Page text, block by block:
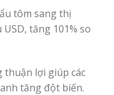
tôm sang thị
tăng 101% so
thuận lợi giúp các
tăng đột biến.